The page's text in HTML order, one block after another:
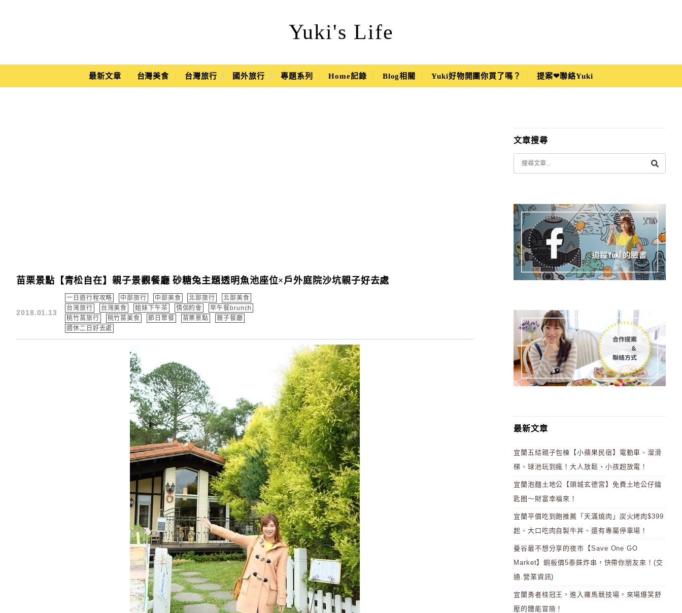
Yuki's Life
Yuki's Life
Main Menu
最新文章 台灣美食 台灣旅行 國外旅行 專題系列 Home記錄 Blog相關 Yuki好物開團你買了嗎？ 提案❤聯絡Yuki
苗栗景點【青松自在】親子景觀餐廳 砂糖兔主題透明魚池座位×戶外庭院沙坑親子好去處
2018.01.13
一日遊行程攻略 中部旅行 中部美食 北部旅行
北部美食
台灣旅行
台灣美食 姐妹下午茶 情侶約會
早午餐brunch
桃竹苗旅行
桃竹苗美食 節日聚餐 苗栗景點
親子餐廳
週休二日好去處
文章搜尋
最新文章
宜蘭五結親子包棟【小蘋果民宿】電動車、溜滑
梯、球池玩到瘋！大人放鬆、小孩超放電！
宜蘭泡麵土地公【頭城玄德宮】免費土地公仔鑰
匙圈～財富幸福來！
宜蘭平價吃到飽推薦「天滿燒肉」炭火烤肉$399
起、大口吃肉自製牛丼、還有專屬停車場！
曼谷最不想分享的夜市【Save One GO
Market】銅板價5泰銖炸串，快帶你朋友來！(交
通.營業資訊)
宜蘭勇者桂冠王，進入羅馬競技場，來場爆笑舒
壓的體能冒險！